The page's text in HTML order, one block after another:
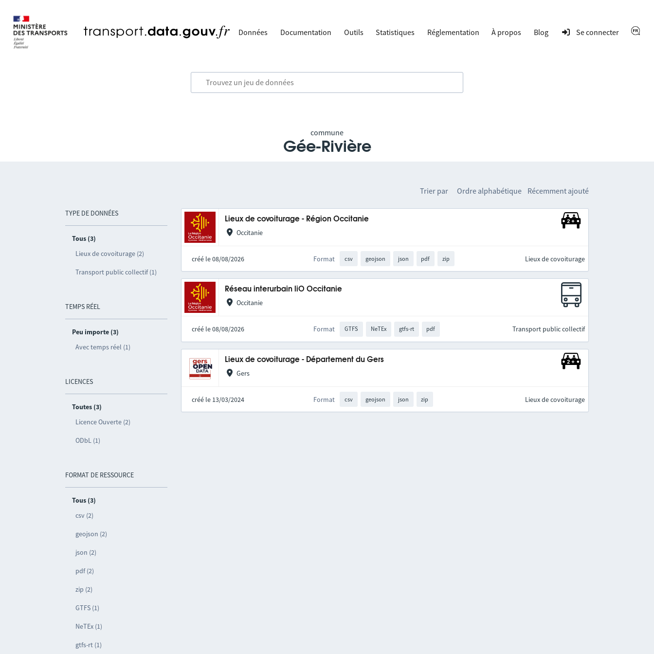
Données Documentation Outils Statistiques Réglementation À propos Blog Se connecter
commune
Gée-Rivière
TYPE DE DONNÉES
Tous (3)
Lieux de covoiturage (2)
Transport public collectif (1)
TEMPS RÉEL
Peu importe (3)
Avec temps réel (1)
LICENCES
Toutes (3)
Licence Ouverte (2)
ODbL (1)
FORMAT DE RESSOURCE
Tous (3)
csv (2)
geojson (2)
json (2)
pdf (2)
zip (2)
GTFS (1)
NeTEx (1)
gtfs-rt (1)
Trier par Ordre alphabétique Récemment ajouté
Lieux de covoiturage - Région Occitanie
Occitanie
créé le 08/08/2026 Format csv geojson json pdf zip Lieux de covoiturage
Réseau interurbain liO Occitanie
Occitanie
créé le 08/08/2026 Format GTFS NeTEx gtfs-rt pdf Transport public collectif
Lieux de covoiturage - Département du Gers
Gers
créé le 13/03/2024 Format csv geojson json zip Lieux de covoiturage